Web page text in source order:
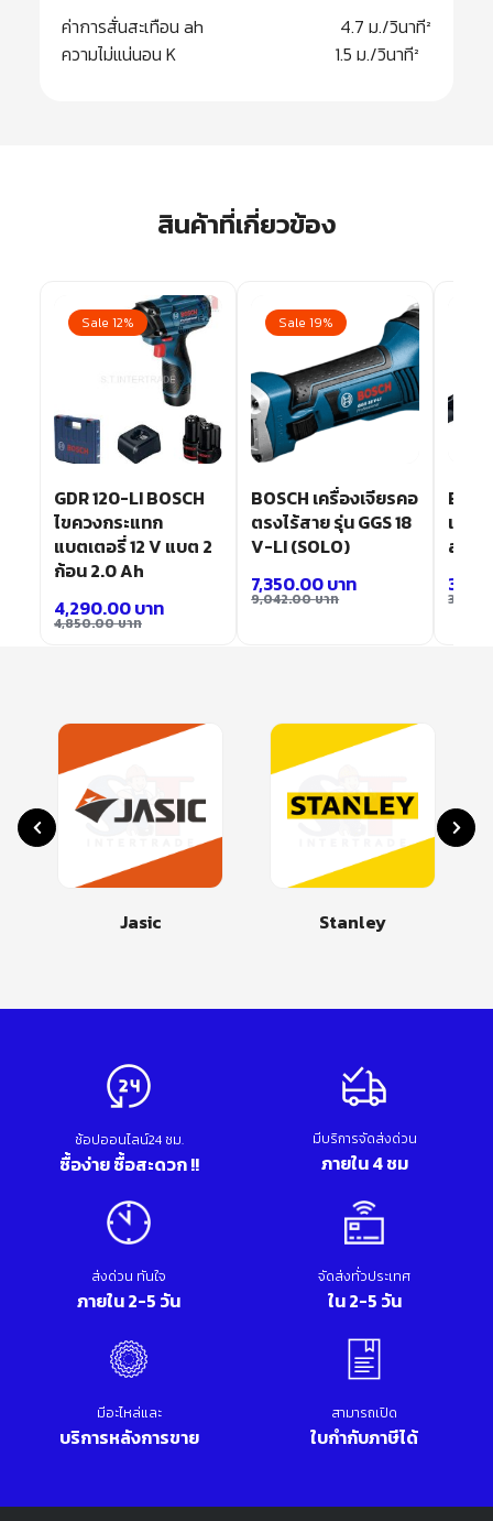
ค่าการสั่นสะเทือน ah 4.7 ม./วินาที²
ความไม่แน่นอน K 1.5 ม./วินาที²
สินค้าที่เกี่ยวข้อง
Sale 12%
GDR 120-LI BOSCH
ไขควงกระแทก
แบตเตอรี่ 12 V แบต 2
ก้อน 2.0 Ah
4,850.00บาท
4,290.00บาท
Sale 19%
BOSCH เครื่องเจียรคอ
ตรงไร้สาย รุ่น GGS 18
V-LI (SOLO)
9,042.00บาท
7,350.00บาท
เครื่
สาย
Jasic Stanley
ช้อปออนไลน์24 ชม.
ซื้อง่าย ซื้อสะดวก !!
มีบริการจัดส่งด่วน
ภายใน 4 ชม
ส่งด่วน ทันใจ
ภายใน 2-5 วัน
จัดส่งทั่วประเทศ
ใน 2-5 วัน
มีอะไหล่และ
บริการหลังการขาย
สามารถเปิด
ใบกำกับภาษีได้